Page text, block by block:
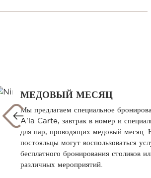
МЕДОВЫЙ МЕСЯЦ
Мы предлагаем специальное
A'la Carte, завтрак в номер и
для пар, проводящих медовый месяц.
постояльцы могут воспользоваться
бесплатного бронирования столиков
различных мероприятий.